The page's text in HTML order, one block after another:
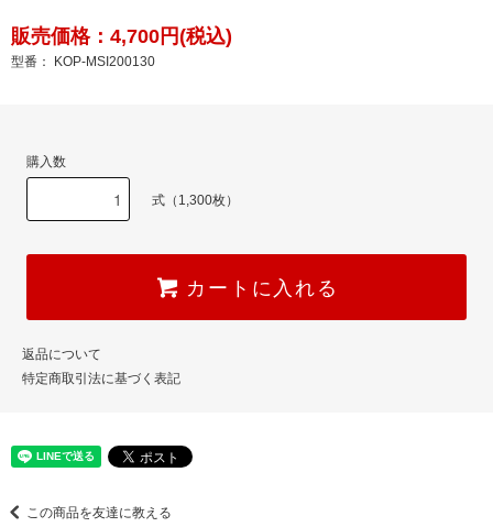
販売価格：4,700円(税込)
型番： KOP-MSI200130
購入数
式（1,300枚）
カートに入れる
返品について
特定商取引法に基づく表記
この商品を友達に教える